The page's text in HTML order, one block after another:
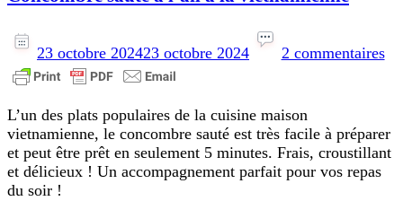
23 octobre 202423 octobre 2024 2 commentaires
à
la
L’un des plats populaires de la cuisine maison
vietnamienne, le concombre sauté est très facile à préparer
et peut être prêt en seulement 5 minutes. Frais, croustillant
et délicieux ! Un accompagnement parfait pour vos repas
du soir !